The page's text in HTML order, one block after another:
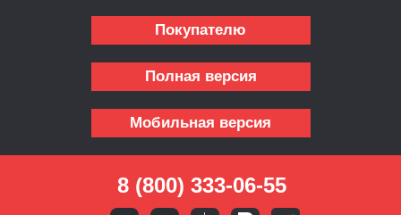
Покупателю
Полная версия
Мобильная версия
8 (800) 333-06-55